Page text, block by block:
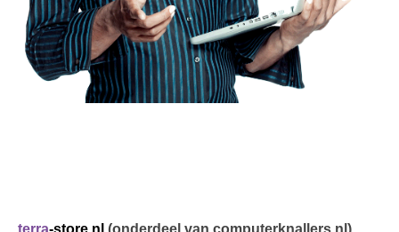
terra-store.nl (onderdeel van computerknallers.nl)